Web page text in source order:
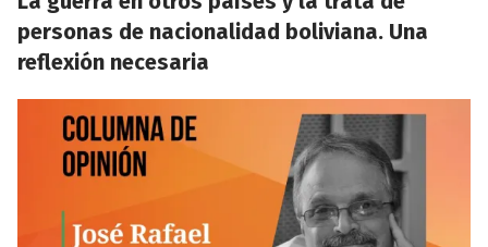
personas de nacionalidad boliviana. Una
reflexión necesaria